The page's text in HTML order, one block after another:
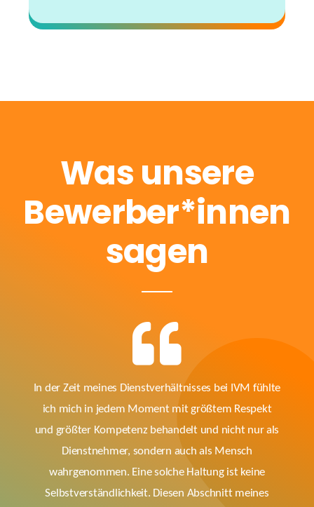
Was unsere
Bewerber*innen
sagen
In der Zeit meines Dienstverhältnisses bei IVM fühlte
ich mich in jedem Moment mit größtem Respekt
und größter Kompetenz behandelt und nicht nur als
Dienstnehmer, sondern auch als Mensch
wahrgenommen. Eine solche Haltung ist keine
Selbstverständlichkeit. Diesen Abschnitt meines